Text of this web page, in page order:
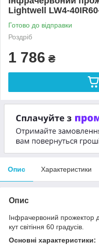
Lightwell LW4-
Готово до відправки
Роздріб
1 786 ₴
Опис Характеристики
Опис
Інфрачервоний прожектор
кут світіння 60 градусів.
Основні характеристики: